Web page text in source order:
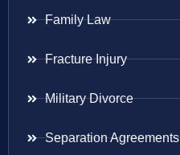
Family Law
Fracture Injury
Military Divorce
Separation Agreements